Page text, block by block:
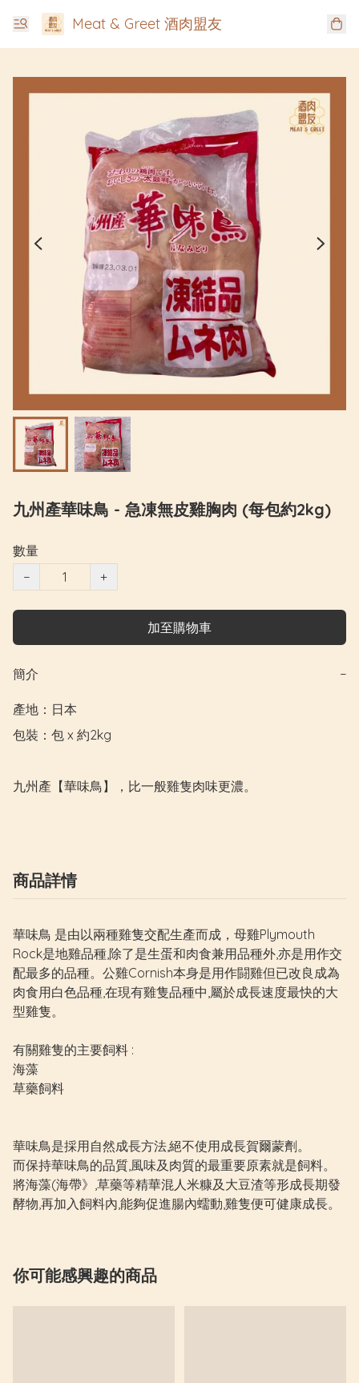
Meat & Greet 酒肉盟友
九州產華味鳥 - 急凍無皮雞胸肉 (每包約2kg)
數量
−
+
加至購物車
簡介 −
產地：日本
包裝：包 x 約2kg
九州產【華味鳥】，比一般雞隻肉味更濃。
商品詳情
華味鳥 是由以兩種雞隻交配生產而成，母雞Plymouth
Rock是地雞品種,除了是生蛋和肉食兼用品種外,亦是用作交
配最多的品種。公雞Cornish本身是用作闘雞但已改良成為
肉食用白色品種,在現有雞隻品種中,屬於成長速度最快的大
型雞隻。
有關雞隻的主要飼料 :
海藻
草藥飼料
華味鳥是採用自然成長方法,絕不使用成長賀爾蒙劑。
而保持華味鳥的品質,風味及肉質的最重要原素就是飼料。
將海藻(海帶》,草藥等精華混人米糠及大豆渣等形成長期發
酵物,再加入飼料內,能夠促進腸內蠕動,雞隻便可健康成長。
你可能感興趣的商品